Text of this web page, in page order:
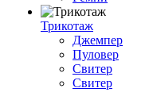
Трикотаж
Джемпер
Пуловер
Свитер
Свитер